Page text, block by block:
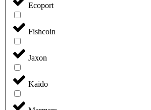
Ecoport
Fishcoin
Jaxon
Kaido